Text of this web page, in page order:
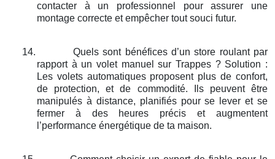
contacter à un professionnel pour assurer une
montage correcte et empêcher tout souci futur.
14.
Quels sont bénéfices d’un store roulant par
rapport à un volet manuel sur Trappes ? Solution :
Les volets automatiques proposent plus de confort,
de protection, et de commodité. Ils peuvent être
manipulés à distance, planifiés pour se lever et se
fermer à des heures précis et augmentent
l’performance énergétique de ta maison.